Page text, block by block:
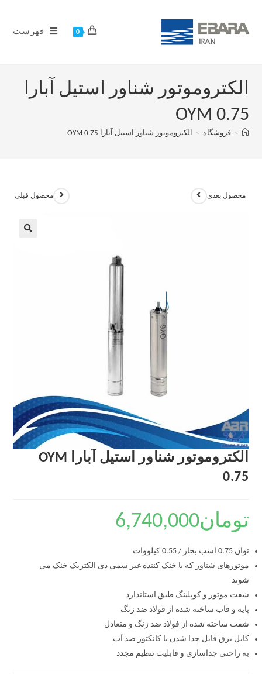
0 فهرست
الکتروموتور شناور استیل آبارا
OYM 0.75
> فروشگاه > الکتروموتور شناور استیل آبارا OYM 0.75
محصول قبلی محصول بعدی
الکتروموتور شناور استیل آبارا OYM
0.75
تومان6,740,000
توان 0.75 اسب بخار / 0.55 کیلووات
موتورهای شناور که با خنک کننده غیر سمی دی الکتریک خنک می
شوند
شفت موتور و کوپلینگ طبق استاندارد
پایه و قاب ساخته شده از فولاد ضد زنگ
شفت ساخته شده از فولاد ضد زنگ و متعادل
کابل برق قابل جدا شدن با کانکتور ضد آب
به راحتی جداسازی و قابلیت تنظیم مجدد